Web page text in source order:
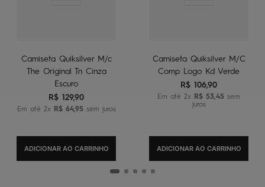
Camiseta Quiksilver M/c
The Original Tn Cinza
Escuro
R$ 129,90
Em até 2x R$ 64,95 sem juros
ADICIONAR AO CARRINHO
Camiseta Quiksilver M/C
Comp Logo Kd Verde
R$ 106,90
Em até 2x R$ 53 45 sem
juros
ADICIONAR AO CARRINHO